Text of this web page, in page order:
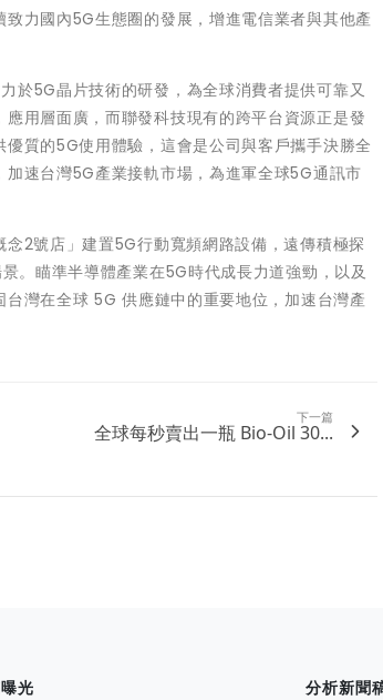
力國內5G生態圈的發展，增進電信業者與其他產
於5G晶片技術的研發，為全球消費者提供可靠又
用層面廣，而聯發科技現有的跨平台資源正是發
質的5G使用體驗，這會是公司與客戶攜手決勝全
速台灣5G產業接軌市場，為進軍全球5G通訊市
2號店」建置5G行動寬頻網路設備，遠傳積極探
。瞄準半導體產業在5G時代成長力道強勁，以及
灣在全球 5G 供應鏈中的重要地位，加速台灣產
下一篇
全球每秒賣出一瓶 Bio-Oil 30...
光 分析新聞